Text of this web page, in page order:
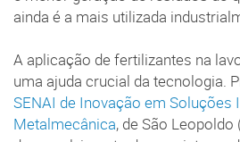
ainda é a mais utilizada
A aplicação de fertilizantes na
uma ajuda crucial da tecnologia.
SENAI de Inovação em Soluções
Metalmecânica, de São Leopoldo